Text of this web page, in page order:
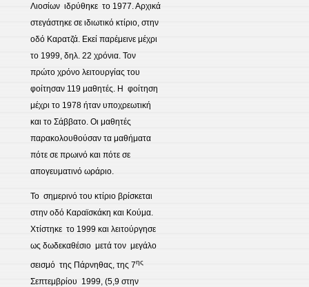
Λιοσίων ιδρύθηκε το 1977. Αρχικά
στεγάστηκε σε ιδιωτικό κτίριο, στην
οδό Καρατζά. Εκεί παρέμεινε μέχρι
το 1999, δηλ. 22 χρόνια. Τον
πρώτο χρόνο λειτουργίας του
φοίτησαν 119 μαθητές. Η φοίτηση
μέχρι το 1978 ήταν υποχρεωτική
και το Σάββατο. Οι μαθητές
παρακολουθούσαν τα μαθήματα
πότε σε πρωινό και πότε σε
απογευματινό ωράριο.
Το σημερινό του κτίριο βρίσκεται
στην οδό Καραϊσκάκη και Κούμα.
Χτίστηκε το 1999 και λειτούργησε
ως δωδεκαθέσιο μετά τον μεγάλο
σεισμό της Πάρνηθας, της 7ης
Σεπτεμβρίου 1999, (5,9 στην